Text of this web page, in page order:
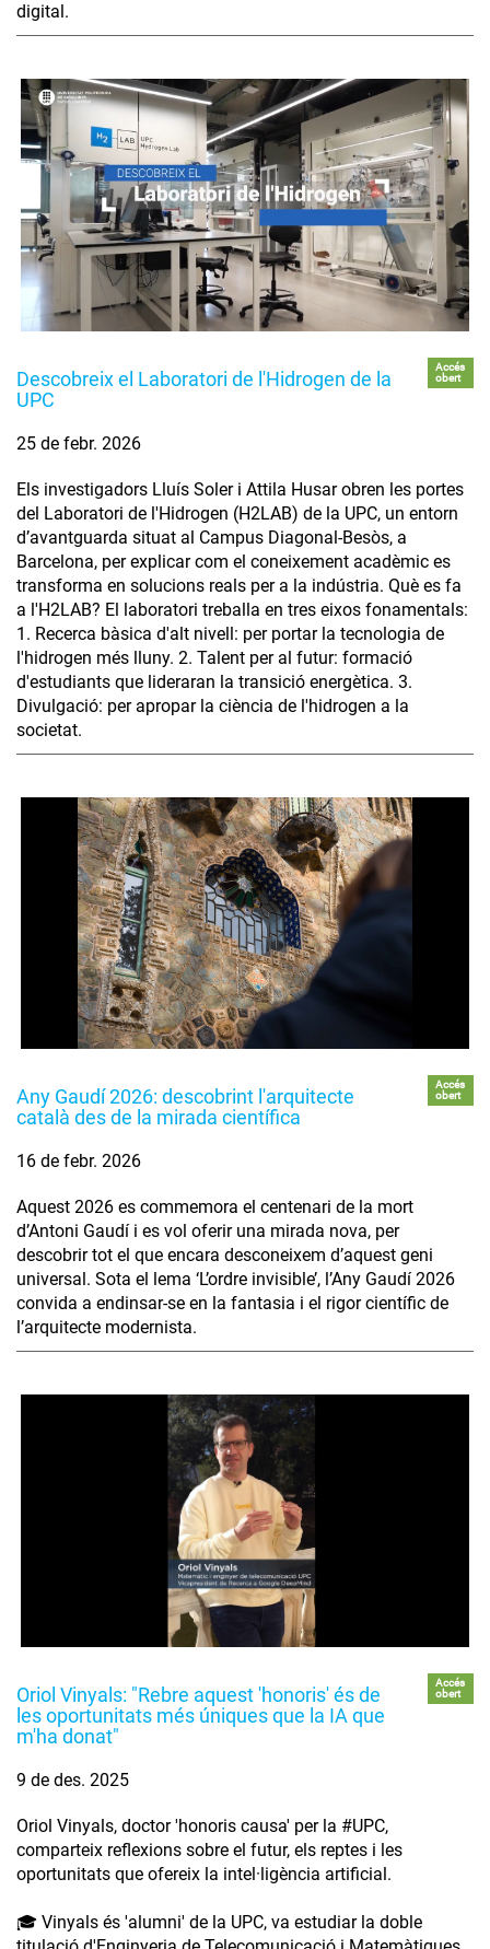
digital.
Descobreix el Laboratori de l'Hidrogen de la
UPC
Accés
obert
25 de febr. 2026
Els investigadors Lluís Soler i Attila Husar obren les portes
del Laboratori de l'Hidrogen (H2LAB) de la UPC, un entorn
d’avantguarda situat al Campus Diagonal-Besòs, a
Barcelona, per explicar com el coneixement acadèmic es
transforma en solucions reals per a la indústria. Què es fa
a l'H2LAB? El laboratori treballa en tres eixos fonamentals:
1. Recerca bàsica d'alt nivell: per portar la tecnologia de
l'hidrogen més lluny. 2. Talent per al futur: formació
d'estudiants que lideraran la transició energètica. 3.
Divulgació: per apropar la ciència de l'hidrogen a la
societat.
Any Gaudí 2026: descobrint l'arquitecte
català des de la mirada científica
Accés
obert
16 de febr. 2026
Aquest 2026 es commemora el centenari de la mort
d’Antoni Gaudí i es vol oferir una mirada nova, per
descobrir tot el que encara desconeixem d’aquest geni
universal. Sota el lema ‘L’ordre invisible’, l’Any Gaudí 2026
convida a endinsar-se en la fantasia i el rigor científic de
l’arquitecte modernista.
Oriol Vinyals: "Rebre aquest 'honoris' és de
les oportunitats més úniques que la IA que
m'ha donat"
Accés
obert
9 de des. 2025
Oriol Vinyals, doctor 'honoris causa' per la #UPC,
comparteix reflexions sobre el futur, els reptes i les
oportunitats que ofereix la intel·ligència artificial.
🎓 Vinyals és 'alumni' de la UPC, va estudiar la doble